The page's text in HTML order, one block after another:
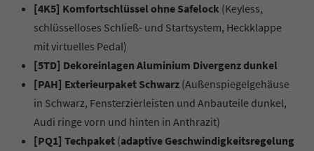
[4K5] Komfortschlüssel ohne Safelock (Keyless,
schlüsselloses Schließ- und Startsystem, Heckklappe
mit virtuelles Pedal)
[5TD] Dekoreinlagen Aluminium Divergenz dunkel
[PAH] Exterieurpaket Schwarz (Außenspiegelgehäuse
in Schwarz, Fensterzierleisten und Anbauteile dunkel,
Audi ringe vorn und hinten in Anthrazit)
[PQ1] Techpaket (adaptive Geschwindigkeitsregelung